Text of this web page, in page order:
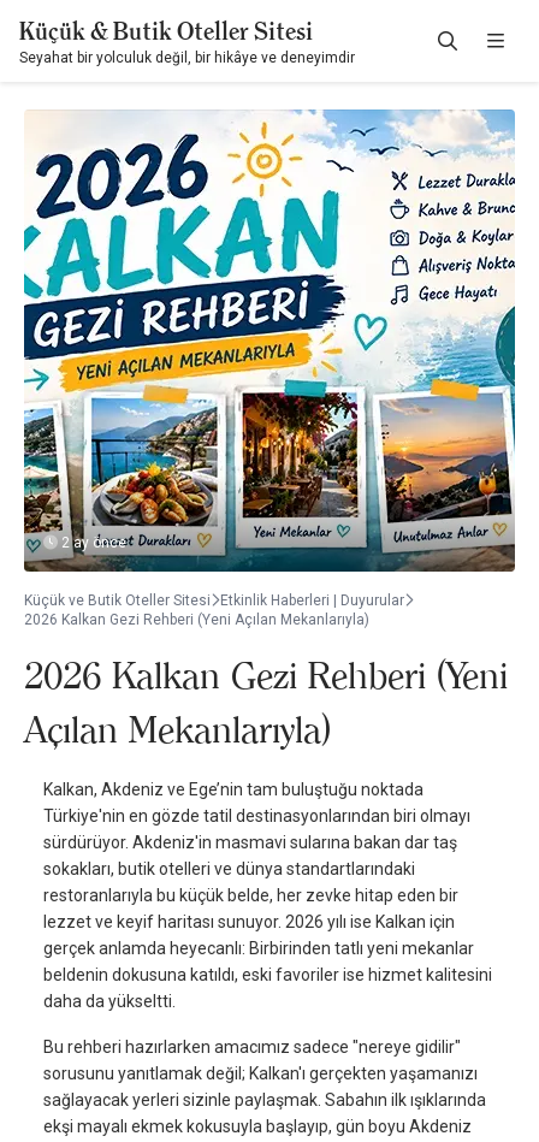
Küçük & Butik Oteller Sitesi
Seyahat bir yolculuk değil, bir hikâye ve deneyimdir
2 ay önce
Küçük ve Butik Oteller Sitesi
Etkinlik Haberleri | Duyurular
2026 Kalkan Gezi Rehberi (Yeni Açılan Mekanlarıyla)
2026 Kalkan Gezi Rehberi (Yeni
Açılan Mekanlarıyla)
Kalkan, Akdeniz ve Ege’nin tam buluştuğu noktada
Türkiye'nin en gözde tatil destinasyonlarından biri olmayı
sürdürüyor. Akdeniz'in masmavi sularına bakan dar taş
sokakları, butik otelleri ve dünya standartlarındaki
restoranlarıyla bu küçük belde, her zevke hitap eden bir
lezzet ve keyif haritası sunuyor. 2026 yılı ise Kalkan için
gerçek anlamda heyecanlı: Birbirinden tatlı yeni mekanlar
beldenin dokusuna katıldı, eski favoriler ise hizmet kalitesini
daha da yükseltti.
Bu rehberi hazırlarken amacımız sadece "nereye gidilir"
sorusunu yanıtlamak değil; Kalkan'ı gerçekten yaşamanızı
sağlayacak yerleri sizinle paylaşmak. Sabahın ilk ışıklarında
ekşi mayalı ekmek kokusuyla başlayıp, gün boyu Akdeniz